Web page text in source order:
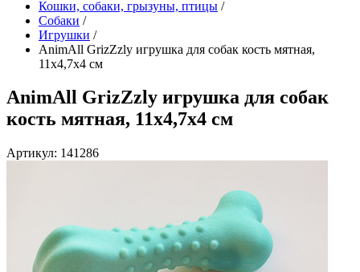
Кошки, собаки, грызуны, птицы /
Собаки /
Игрушки /
AnimAll GrizZzly игрушка для собак кость мятная,
11х4,7х4 см
AnimAll GrizZzly игрушка для собак
кость мятная, 11х4,7х4 см
Артикул: 141286